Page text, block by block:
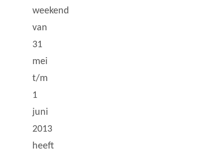
weekend
van
31
mei
t/m
1
juni
2013
heeft